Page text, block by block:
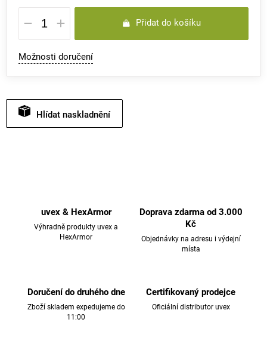
Měrná
cena:
Přidat do košíku
Možnosti doručení
Hlídat
uvex & HexArmor
Výhradně produkty uvex a
HexArmor
Doprava zdarma od 3.000
Kč
Objednávky na adresu i výdejní
místa
Doručení do druhého dne
Zboží skladem expedujeme do
11:00
Certifikovaný prodejce
Oficiální distributor uvex